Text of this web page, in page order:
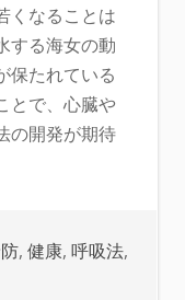
くなることは
する海女の動
保たれている
とで、心臓や
の開発が期待
, 健康, 呼吸法,